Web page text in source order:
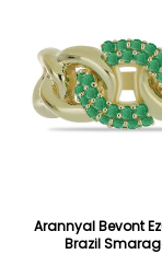
Arannyal Bevont
Brazil